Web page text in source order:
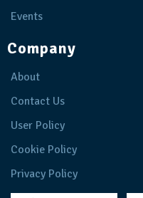
Events
Company
About
Contact Us
User Policy
Cookie Policy
Privacy Policy